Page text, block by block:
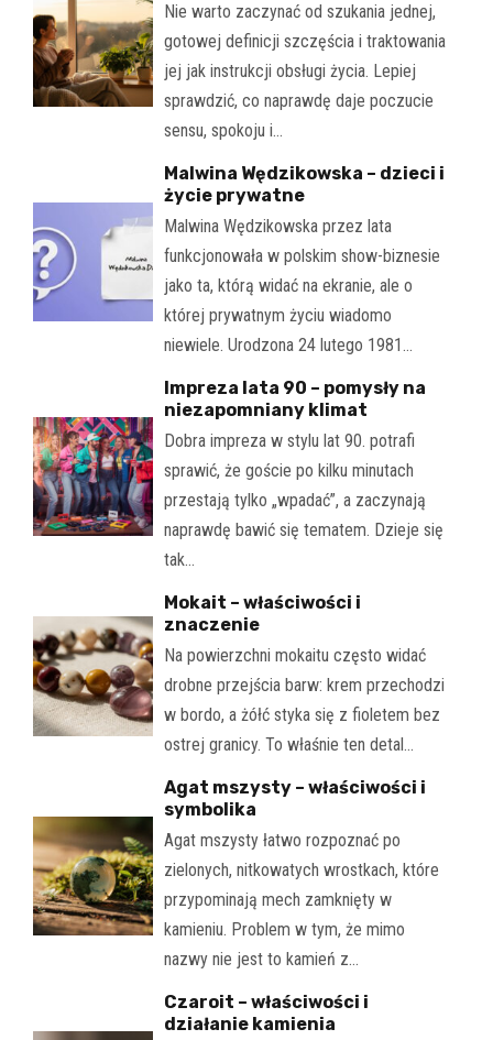
Nie warto zaczynać od szukania jednej,
gotowej definicji szczęścia i traktowania
jej jak instrukcji obsługi życia. Lepiej
sprawdzić, co naprawdę daje poczucie
sensu, spokoju i…
Malwina Wędzikowska – dzieci i
życie prywatne
Malwina Wędzikowska przez lata
funkcjonowała w polskim show-biznesie
jako ta, którą widać na ekranie, ale o
której prywatnym życiu wiadomo
niewiele. Urodzona 24 lutego 1981…
Impreza lata 90 – pomysły na
niezapomniany klimat
Dobra impreza w stylu lat 90. potrafi
sprawić, że goście po kilku minutach
przestają tylko „wpadać”, a zaczynają
naprawdę bawić się tematem. Dzieje się
tak…
Mokait – właściwości i
znaczenie
Na powierzchni mokaitu często widać
drobne przejścia barw: krem przechodzi
w bordo, a żółć styka się z fioletem bez
ostrej granicy. To właśnie ten detal…
Agat mszysty – właściwości i
symbolika
Agat mszysty łatwo rozpoznać po
zielonych, nitkowatych wrostkach, które
przypominają mech zamknięty w
kamieniu. Problem w tym, że mimo
nazwy nie jest to kamień z…
Czaroit – właściwości i
działanie kamienia